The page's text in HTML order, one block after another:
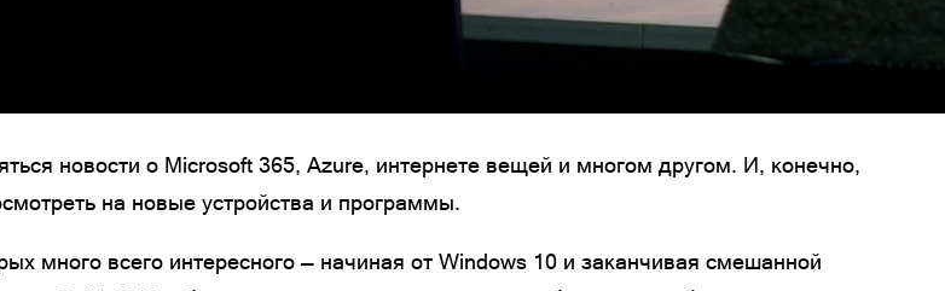
новости о Microsoft 365, Azure, интернете вещей и многом другом. И, конечно,
на новые устройства и программы.
много всего интересного — начиная от Windows 10 и заканчивая смешанной